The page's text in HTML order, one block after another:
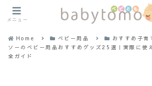
Home ベビー用品 おすすめ子育
ソーのベビー用品おすすめグッズ25選｜実際に使
全ガイド
メニュー